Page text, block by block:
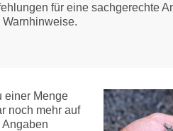
für eine sachgerechte
einer Menge
noch mehr auf